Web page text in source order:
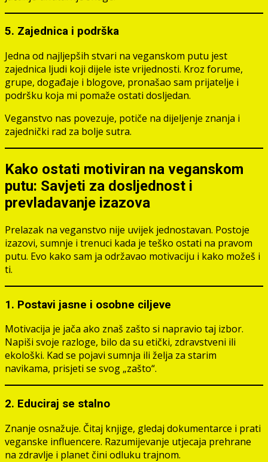
5. Zajednica i podrška
Jedna od najljepših stvari na veganskom putu jest
zajednica ljudi koji dijele iste vrijednosti. Kroz forume,
grupe, događaje i blogove, pronašao sam prijatelje i
podršku koja mi pomaže ostati dosljedan.
Veganstvo nas povezuje, potiče na dijeljenje znanja i
zajednički rad za bolje sutra.
Kako ostati motiviran na veganskom
putu: Savjeti za dosljednost i
prevladavanje izazova
Prelazak na veganstvo nije uvijek jednostavan. Postoje
izazovi, sumnje i trenuci kada je teško ostati na pravom
putu. Evo kako sam ja održavao motivaciju i kako možeš i
ti.
1. Postavi jasne i osobne ciljeve
Motivacija je jača ako znaš zašto si napravio taj izbor.
Napiši svoje razloge, bilo da su etički, zdravstveni ili
ekološki. Kad se pojavi sumnja ili želja za starim
navikama, prisjeti se svog „zašto“.
2. Educiraj se stalno
Znanje osnažuje. Čitaj knjige, gledaj dokumentarce i prati
veganske influencere. Razumijevanje utjecaja prehrane
na zdravlje i planet čini odluku trajnom.